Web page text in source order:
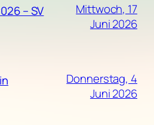
– SV
Mittwoch, 17
Juni 2026
Donnerstag, 4
Juni 2026